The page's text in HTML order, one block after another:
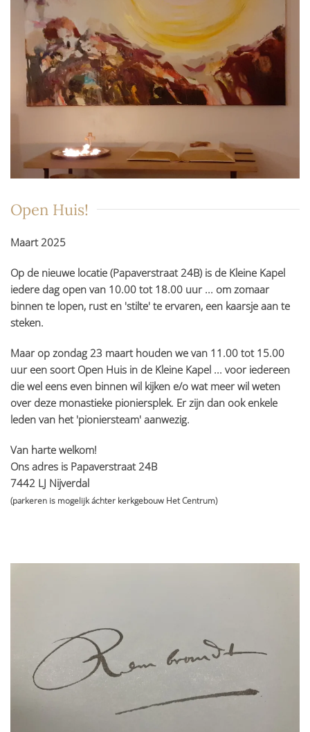
Open Huis!
Maart 2025
Op de nieuwe locatie (Papaverstraat 24B) is de Kleine Kapel
iedere dag open van 10.00 tot 18.00 uur ... om zomaar
binnen te lopen, rust en 'stilte' te ervaren, een kaarsje aan te
steken.
Maar op zondag 23 maarthouden we van 11.00 tot 15.00
uur een soort Open Huis in de Kleine Kapel ... voor iedereen
die wel eens even binnen wil kijken e/o wat meer wil weten
over deze monastieke pioniersplek. Er zijn dan ook enkele
leden van het 'pioniersteam' aanwezig.
Van harte welkom!
Ons adres is Papaverstraat 24B
7442 LJ Nijverdal
(parkeren is mogelijk áchter kerkgebouw Het Centrum)